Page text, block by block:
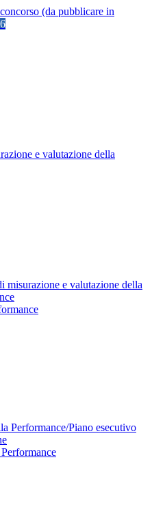
(da pubblicare in
e valutazione della
misurazione e valutazione della
Performance/Piano esecutivo